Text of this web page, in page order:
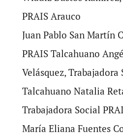
PRAIS Arauco
Juan Pablo San Martín
PRAIS Talcahuano
Velásquez, Trabajadora
Talcahuano Natalia
Trabajadora Social
María Eliana Fuentes